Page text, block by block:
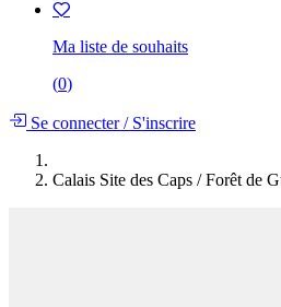
Ma liste de souhaits
(0)
Se connecter/S'inscrire
Calais Site des Caps / Forêt de